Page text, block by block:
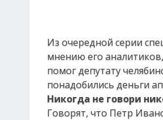
Из очередной серии
мнению его
помог депутату
понадобились деньги
Никогда не говори
Говорят, что Петр